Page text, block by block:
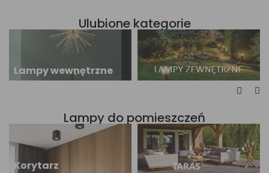
Ulubione kategorie
Lampy wewnętrzne
Lampy do pomieszczeń
Korytarz